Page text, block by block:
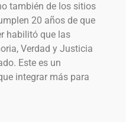
también de los sitios
20 años de que
habilitó que las
Verdad y Justicia
Este es un
integrar más para